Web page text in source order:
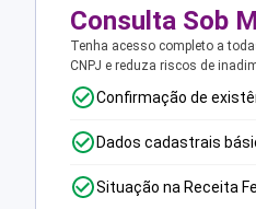
Consulta Sob
Tenha acesso completo a
CNPJ e reduza riscos de
Confirmação de
Dados cadastrais
Situação na Receita